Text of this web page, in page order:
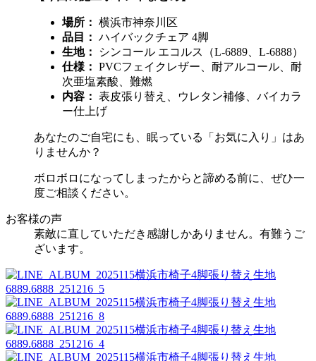
場所： 横浜市神奈川区
品目： ハイバックチェア 4脚
生地：
シンコール エコルス（L-6889 L-6888）
仕様： PVCフェイクレザー、耐アルコール、耐
次亜塩素酸、難燃
内容： 表皮張り替え、ウレタン補修、バイカラ
ー仕上げ
あなたのご自宅にも、眠っている「お気に入り」はあ
りませんか？
ボロボロになってしまったからと諦める前に、ぜひ一
度ご相談ください。
お客様の声
素敵に直していただき感謝しかありません。有難うご
ざいます。